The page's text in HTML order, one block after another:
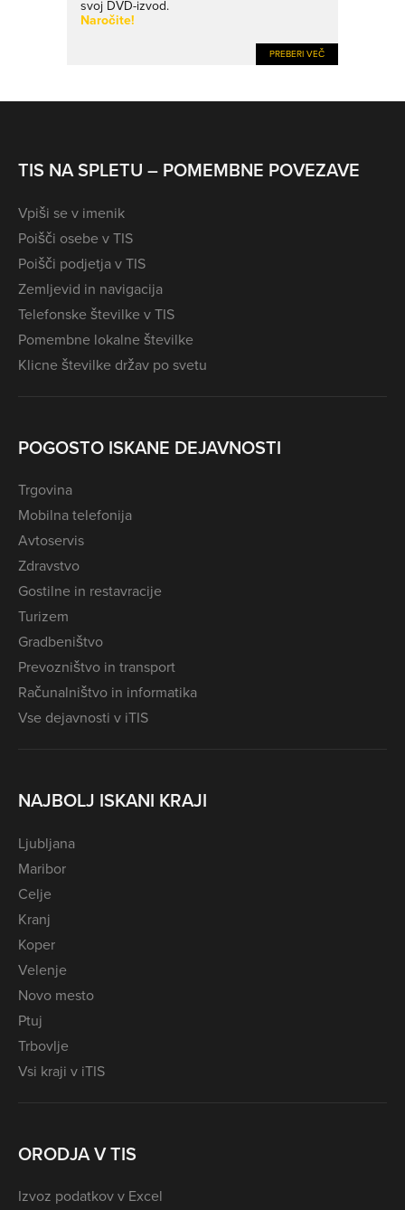
svoj DVD-izvod.
Naročite!
PREBERI VEČ
TIS NA SPLETU – POMEMBNE POVEZAVE
Vpiši se v imenik
Poišči osebe v TIS
Poišči podjetja v TIS
Zemljevid in navigacija
Telefonske številke v TIS
Pomembne lokalne številke
Klicne številke držav po svetu
POGOSTO ISKANE DEJAVNOSTI
Trgovina
Mobilna telefonija
Avtoservis
Zdravstvo
Gostilne in restavracije
Turizem
Gradbeništvo
Prevozništvo in transport
Računalništvo in informatika
Vse dejavnosti v iTIS
NAJBOLJ ISKANI KRAJI
Ljubljana
Maribor
Celje
Kranj
Koper
Velenje
Novo mesto
Ptuj
Trbovlje
Vsi kraji v iTIS
ORODJA V TIS
Izvoz podatkov v Excel